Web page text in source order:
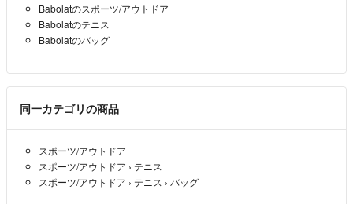
Babolatのスポーツ/アウトドア
Babolatのテニス
Babolatのバッグ
同一カテゴリの商品
スポーツ/アウトドア
スポーツ/アウトドア › テニス
スポーツ/アウトドア › テニス › バッグ